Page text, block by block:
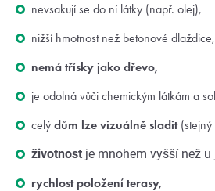
nevsakují se do ní látky (např. olej),
nižší hmotnost než betonové dlaždice,
nemá třísky jako dřevo,
je odolná vůči chemickým látkám a
celý dům lze vizuálně sladit(stejný
životnost je mnohem vyšší než
rychlost položení terasy,